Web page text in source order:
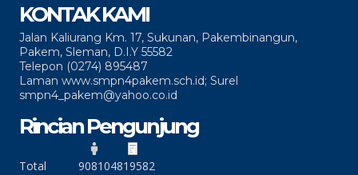
KONTAK KAMI
Jalan Kaliurang Km. 17, Sukunan, Pakembinangun,
Pakem, Sleman, D.I.Y 55582
Telepon (0274) 895487
Laman www.smpn4pakem.sch.id; Surel
smpn4_pakem@yahoo.co.id
Rincian Pengunjung
Total 908104819582